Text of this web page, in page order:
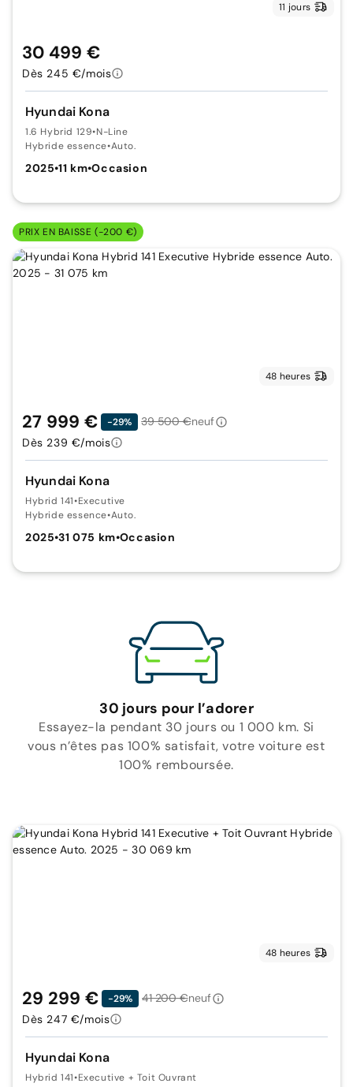
11 jours
Hyundai Kona
1.6 Hybrid 129•N-Line
Hybride essence•Auto.
2025•11 km•Occasion
30 499 €
Dès 245 €/mois
PRIX EN BAISSE (-200 €)
48 heures
Hyundai Kona
Hybrid 141•Executive
Hybride essence•Auto.
2025•31 075 km•Occasion
27 999 € -29% 39 500 €neuf
Dès 239 €/mois
30 jours pour l’adorer
Essayez-la pendant 30 jours ou 1 000 km. Si
vous n’êtes pas 100% satisfait, votre voiture est
100% remboursée.
48 heures
Hyundai Kona
Hybrid 141•Executive + Toit Ouvrant
29 299 € -29% 41 200 €neuf
Dès 247 €/mois